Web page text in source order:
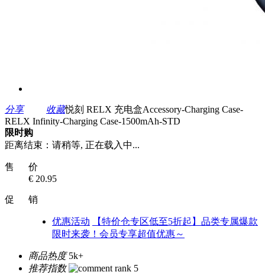
分享 收藏悦刻 RELX 充电盒Accessory-Charging Case-
RELX Infinity-Charging Case-1500mAh-STD
限时购
距离结束： 请稍等, 正在载入中...
售 价
€ 20.95
促 销
优惠活动
【特价仓专区低至5折起】品类专属爆款
限时来袭！会员专享超值优惠～
商品热度 5k+
推荐指数